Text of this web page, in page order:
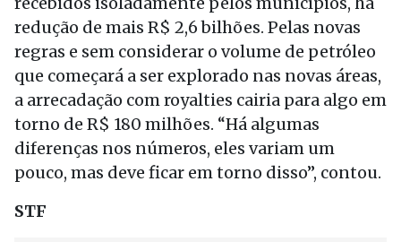
redução de mais R$ 2,6 bilhões. Pelas novas
regras e sem considerar o volume de petróleo
que começará a ser explorado nas novas áreas,
a arrecadação com royalties cairia para algo em
torno de R$ 180 milhões. “Há algumas
diferenças nos números, eles variam um
pouco, mas deve ficar em torno disso”, contou.
STF